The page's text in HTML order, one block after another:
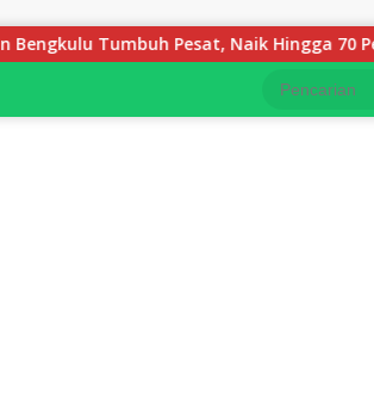
Pesat, Naik Hingga 70 Persen Sejak Januari